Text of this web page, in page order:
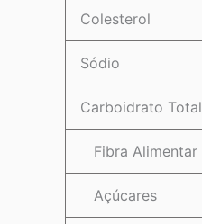
Colesterol
Sódio
Carboidrato Total
Fibra Alimentar
Açúcares